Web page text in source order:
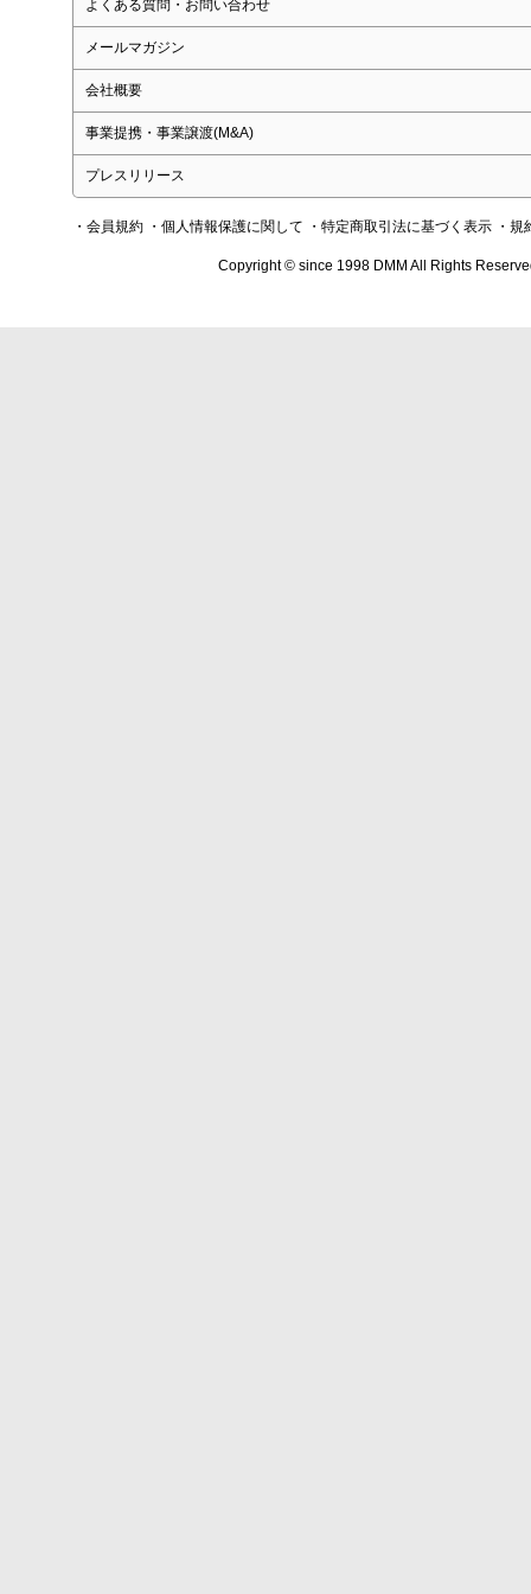
よくある質問・お問い合わせ
メールマガジン
会社概要
事業提携・事業譲渡(M&A)
プレスリリース
・会員規約 ・個人情報保護に関して ・特定商取引法に基づく表示 ・規
Copyright © since 1998 DMM All Rights